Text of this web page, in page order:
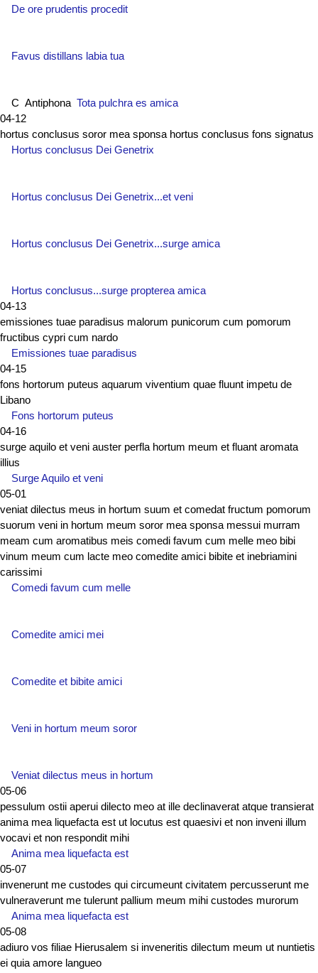
De ore prudentis procedit
Favus distillans labia tua
C Antiphona Tota pulchra es amica
04-12
hortus conclusus soror mea sponsa hortus conclusus fons signatus
Hortus conclusus Dei Genetrix
Hortus conclusus Dei Genetrix...et veni
Hortus conclusus Dei Genetrix...surge amica
Hortus conclusus...surge propterea amica
04-13
emissiones tuae paradisus malorum punicorum cum pomorum
fructibus cypri cum nardo
Emissiones tuae paradisus
04-15
fons hortorum puteus aquarum viventium quae fluunt impetu de
Libano
Fons hortorum puteus
04-16
surge aquilo et veni auster perfla hortum meum et fluant aromata
illius
Surge Aquilo et veni
05-01
veniat dilectus meus in hortum suum et comedat fructum pomorum
suorum veni in hortum meum soror mea sponsa messui murram
meam cum aromatibus meis comedi favum cum melle meo bibi
vinum meum cum lacte meo comedite amici bibite et inebriamini
carissimi
Comedi favum cum melle
Comedite amici mei
Comedite et bibite amici
Veni in hortum meum soror
Veniat dilectus meus in hortum
05-06
pessulum ostii aperui dilecto meo at ille declinaverat atque transierat
anima mea liquefacta est ut locutus est quaesivi et non inveni illum
vocavi et non respondit mihi
Anima mea liquefacta est
05-07
invenerunt me custodes qui circumeunt civitatem percusserunt me
vulneraverunt me tulerunt pallium meum mihi custodes murorum
Anima mea liquefacta est
05-08
adiuro vos filiae Hierusalem si inveneritis dilectum meum ut nuntietis
ei quia amore langueo